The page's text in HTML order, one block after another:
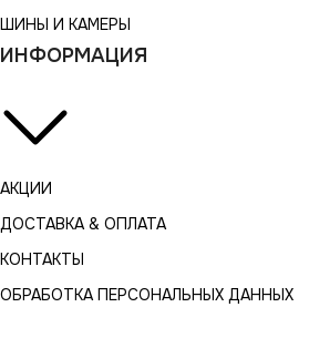
ШИНЫ И КАМЕРЫ
ИНФОРМАЦИЯ
АКЦИИ
ДОСТАВКА & ОПЛАТА
КОНТАКТЫ
ОБРАБОТКА ПЕРСОНАЛЬНЫХ ДАННЫХ